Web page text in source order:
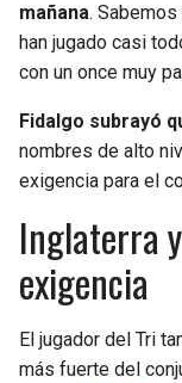
mañana.
han jugado casi
con un once muy
Fidalgo subrayó
nombres de alto
exigencia para el
Inglaterra
exigencia
El jugador del Tri
más fuerte del